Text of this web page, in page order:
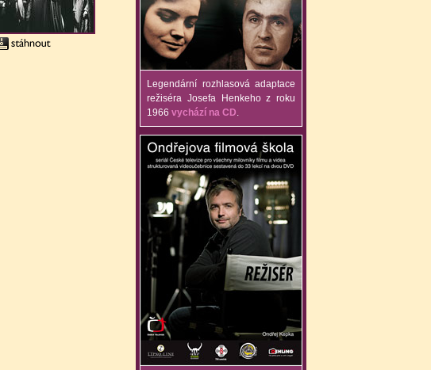
Legendární rozhlasová adaptace
režiséra Josefa Henkeho z roku
1966 vychází na CD.